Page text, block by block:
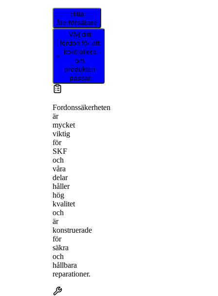
Hitta
återförsäljare
Välj ditt
fordon för att
kontrollera
om
produkten
passar
Fordonssäkerheten
är
mycket
viktig
för
SKF
och
våra
delar
håller
hög
kvalitet
och
är
konstruerade
för
säkra
och
hållbara
reparationer.